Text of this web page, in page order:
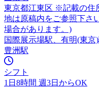
東京都江東区 ※記載の住
地は原稿内をご参照下さ
場合があります。)
国際展示場駅、有明(東京
豊洲駅
シフト
1日8時間 週3日からOK